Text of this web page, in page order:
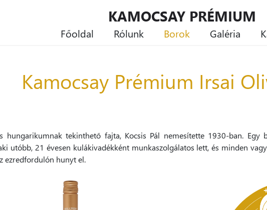
KAMOCSAY PRÉMIUM
Főoldal Rólunk Borok Galéria
Kamocsay Prémium Irsai
hungarikumnak tekinthető fajta, Kocsis Pál nemesítette 1930-ban. Egy
utóbb, 21 évesen kulákivadékként munkaszolgálatos lett, és minden
ezredfordulón hunyt el.